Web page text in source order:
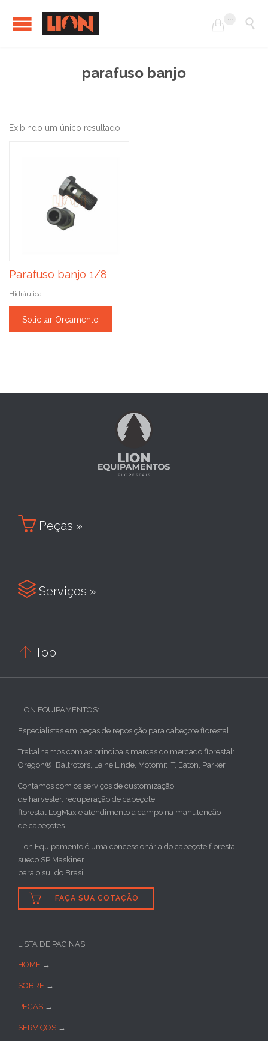

... 
parafuso banjo
Exibindo um único resultado
Parafuso banjo 1/8
Hidráulica
Solicitar Orçamento
 Peças »
 Serviços »
 Top
LION EQUIPAMENTOS:
Especialistas em peças de reposição para cabeçote florestal.
Trabalhamos com as principais marcas do mercado florestal:
Oregon®, Baltrotors, Leine Linde, Motomit IT, Eaton, Parker.
Contamos com os serviços de customização
de harvester, recuperação de cabeçote
florestal LogMax e atendimento a campo na manutenção
de cabeçotes.
Lion Equipamento é uma concessionária do cabeçote florestal
sueco SP Maskiner
para o sul do Brasil.
 FAÇA SUA COTAÇÃO
LISTA DE PÁGINAS
HOME →
SOBRE →
PEÇAS →
SERVIÇOS →